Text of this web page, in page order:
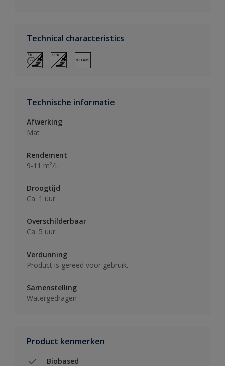
Technical characteristics
Technische informatie
Afwerking
Mat
Rendement
9-11 m²/L
Droogtijd
Ca. 1 uur
Overschilderbaar
Ca. 5 uur
Verdunning
Product is gereed voor gebruik.
Samenstelling
Watergedragen
Product kenmerken
Biobased